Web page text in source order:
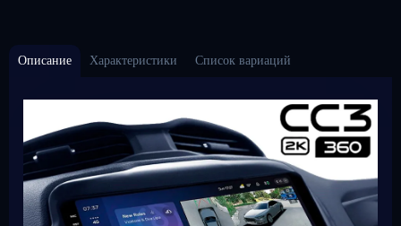
Описание Характеристики Список вариаций